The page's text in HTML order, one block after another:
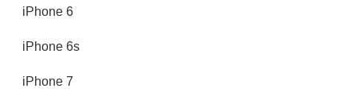
iPhone 6
iPhone 6s
iPhone 7‎